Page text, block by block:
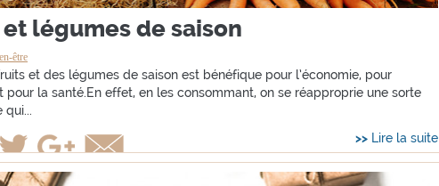
légumes de saison
être
et des légumes de saison est bénéfique pour l’économie, pour
pour la santé.En effet, en les consommant, on se réapproprie une sorte
qui...
Lire la suite